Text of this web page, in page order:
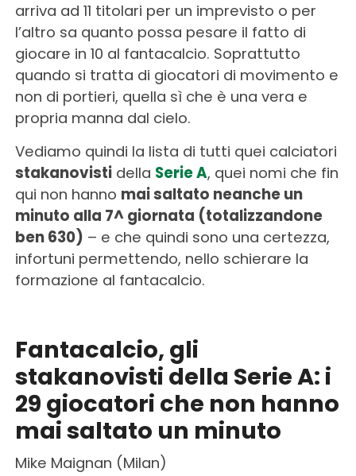
arriva ad 11 titolari per un imprevisto o per
l’altro sa quanto possa pesare il fatto di
giocare in 10 al fantacalcio. Soprattutto
quando si tratta di giocatori di movimento e
non di portieri, quella sì che è una vera e
propria manna dal cielo.
Vediamo quindi la lista di tutti quei calciatori
stakanovistidella Serie A, quei nomi che fin
qui non hanno mai saltato neanche un
minuto alla 7^ giornata (totalizzandone
ben 630) – e che quindi sono una certezza,
infortuni permettendo, nello schierare la
formazione al fantacalcio.
Fantacalcio, gli
stakanovisti della Serie A: i
29 giocatori che non hanno
mai saltato un minuto
Mike Maignan (Milan)